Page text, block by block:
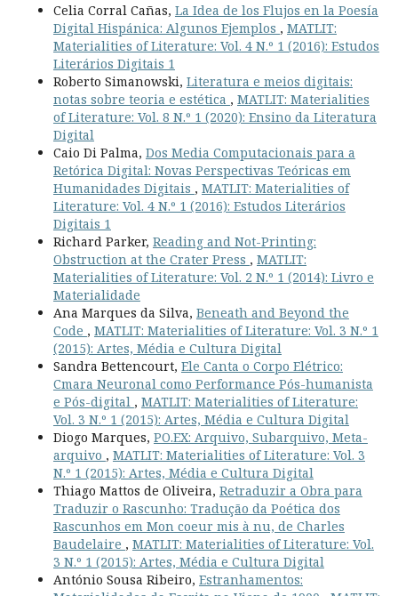
Celia Corral Cañas, La Idea de los Flujos en la Poesía
Digital Hispánica: Algunos Ejemplos , MATLIT:
Materialities of Literature: Vol. 4 N.º 1 (2016): Estudos
Literários Digitais 1
Roberto Simanowski, Literatura e meios digitais:
notas sobre teoria e estética , MATLIT: Materialities
of Literature: Vol. 8 N.º 1 (2020): Ensino da Literatura
Digital
Caio Di Palma, Dos Media Computacionais para a
Retórica Digital: Novas Perspectivas Teóricas em
Humanidades Digitais , MATLIT: Materialities of
Literature: Vol. 4 N.º 1 (2016): Estudos Literários
Digitais 1
Richard Parker, Reading and Not-Printing:
Obstruction at the Crater Press , MATLIT:
Materialities of Literature: Vol. 2 N.º 1 (2014): Livro e
Materialidade
Ana Marques da Silva, Beneath and Beyond the
Code , MATLIT: Materialities of Literature: Vol. 3 N.º 1
(2015): Artes, Média e Cultura Digital
Sandra Bettencourt, Ele Canta o Corpo Elétrico:
Cmara Neuronal como Performance Pós-humanista
e Pós-digital , MATLIT: Materialities of Literature:
Vol. 3 N.º 1 (2015): Artes, Média e Cultura Digital
Diogo Marques, PO.EX: Arquivo, Subarquivo, Meta-
arquivo , MATLIT: Materialities of Literature: Vol. 3
N.º 1 (2015): Artes, Média e Cultura Digital
Thiago Mattos de Oliveira, Retraduzir a Obra para
Traduzir o Rascunho: Tradução da Poética dos
Rascunhos em Mon coeur mis à nu, de Charles
Baudelaire , MATLIT: Materialities of Literature: Vol.
3 N.º 1 (2015): Artes, Média e Cultura Digital
António Sousa Ribeiro, Estranhamentos: